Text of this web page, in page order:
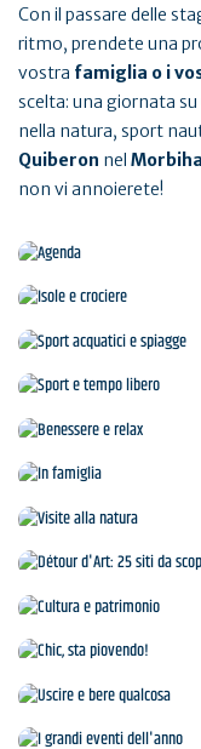
Con il passare delle
ritmo, prendete una
vostra famiglia o i
scelta: una giornata
nella natura, sport
Quiberon nel
non vi annoierete!
Détour